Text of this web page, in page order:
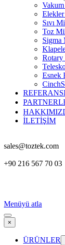
Elekler
Sıvı
Toz
Sigma
Rotary
Esnek
İLETİŞİM
sales@toztek.com
+90 216 567 70 03
Menüyü atla
×
ÜRÜNLER